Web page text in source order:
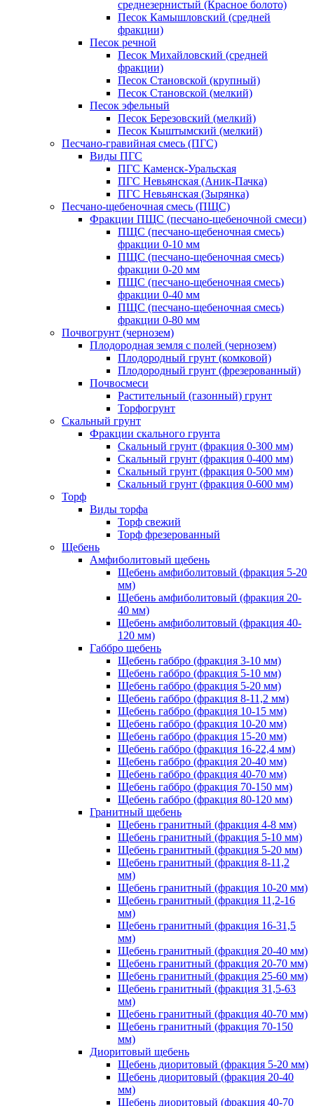
среднезернистый (Красное болото)
Песок Камышловский (средней
фракции)
Песок речной
Песок Михайловский (средней
фракции)
Песок Становской (крупный)
Песок Становской (мелкий)
Песок эфельный
Песок Березовский (мелкий)
Песок Кыштымский (мелкий)
Песчано-гравийная смесь (ПГС)
Виды ПГС
ПГС Каменск-Уральская
ПГС Невьянская (Аник-Пачка)
ПГС Невьянская (Зырянка)
Песчано-щебеночная смесь (ПЩС)
Фракции ПЩС (песчано-щебеночной смеси)
ПЩС (песчано-щебеночная смесь)
фракции 0-10 мм
ПЩС (песчано-щебеночная смесь)
фракции 0-20 мм
ПЩС (песчано-щебеночная смесь)
фракции 0-40 мм
ПЩС (песчано-щебеночная смесь)
фракции 0-80 мм
Почвогрунт (чернозем)
Плодородная земля с полей (чернозем)
Плодородный грунт (комковой)
Плодородный грунт (фрезерованный)
Почвосмеси
Растительный (газонный) грунт
Торфогрунт
Скальный грунт
Фракции скального грунта
Скальный грунт (фракция 0-300 мм)
Скальный грунт (фракция 0-400 мм)
Скальный грунт (фракция 0-500 мм)
Скальный грунт (фракция 0-600 мм)
Торф
Виды торфа
Торф свежий
Торф фрезерованный
Щебень
Амфиболитовый щебень
Щебень амфиболитовый (фракция 5-20
мм)
Щебень амфиболитовый (фракция 20-
40 мм)
Щебень амфиболитовый (фракция 40-
120 мм)
Габбро щебень
Щебень габбро (фракция 3-10 мм)
Щебень габбро (фракция 5-10 мм)
Щебень габбро (фракция 5-20 мм)
Щебень габбро (фракция 8-11,2 мм)
Щебень габбро (фракция 10-15 мм)
Щебень габбро (фракция 10-20 мм)
Щебень габбро (фракция 15-20 мм)
Щебень габбро (фракция 16-22,4 мм)
Щебень габбро (фракция 20-40 мм)
Щебень габбро (фракция 40-70 мм)
Щебень габбро (фракция 70-150 мм)
Щебень габбро (фракция 80-120 мм)
Гранитный щебень
Щебень гранитный (фракция 4-8 мм)
Щебень гранитный (фракция 5-10 мм)
Щебень гранитный (фракция 5-20 мм)
Щебень гранитный (фракция 8-11,2
мм)
Щебень гранитный (фракция 10-20 мм)
Щебень гранитный (фракция 11,2-16
мм)
Щебень гранитный (фракция 16-31,5
мм)
Щебень гранитный (фракция 20-40 мм)
Щебень гранитный (фракция 20-70 мм)
Щебень гранитный (фракция 25-60 мм)
Щебень гранитный (фракция 31,5-63
мм)
Щебень гранитный (фракция 40-70 мм)
Щебень гранитный (фракция 70-150
мм)
Диоритовый щебень
Щебень диоритовый (фракция 5-20 мм)
Щебень диоритовый (фракция 20-40
мм)
Щебень диоритовый (фракция 40-70